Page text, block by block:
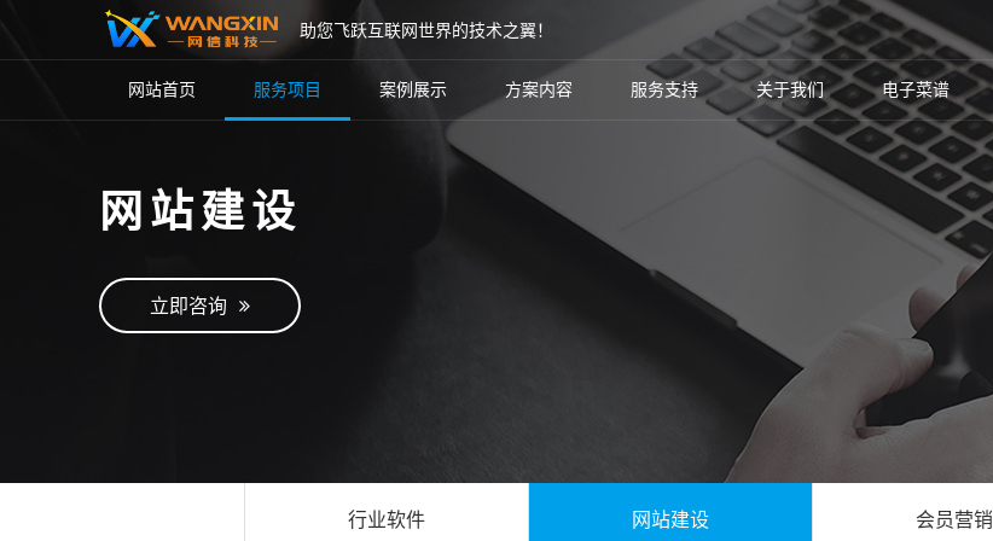
助您飞跃互联网世界的技术之翼！
网站首页 服务项目 案例展示 方案内容 服务支持 关于我们 电子菜谱
网站建设
立即咨询
行业软件 网站建设 会员营销